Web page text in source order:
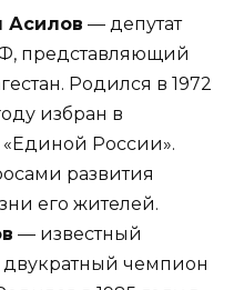
Асилов — депутат
представляющий
Родился в 1972
избран в
«Единой России».
развития
его жителей.
— известный
двукратный чемпион